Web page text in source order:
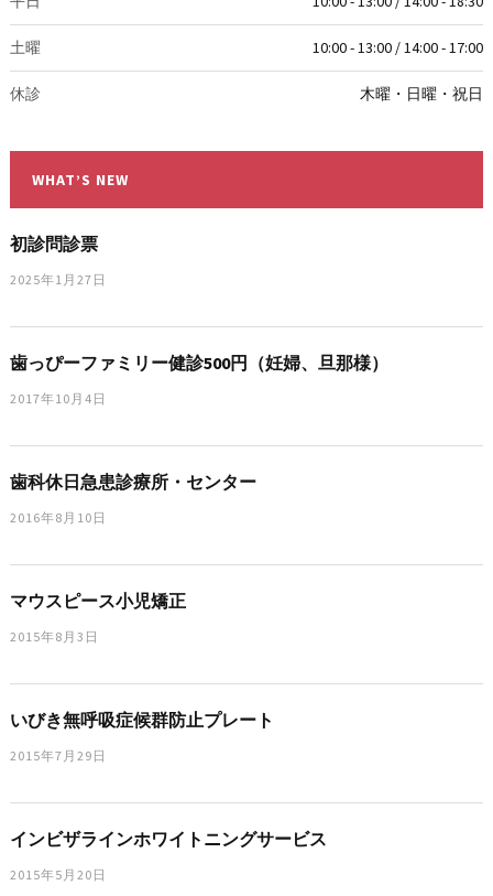
土曜 10:00 - 13:00 / 14:00 - 17:00
休診 木曜・日曜・祝日
WHAT’S NEW
初診問診票
2025年1月27日
歯っぴーファミリー健診500円（妊婦、旦那様）
2017年10月4日
歯科休日急患診療所・センター
2016年8月10日
マウスピース小児矯正
2015年8月3日
いびき無呼吸症候群防止プレート
2015年7月29日
インビザラインホワイトニングサービス
2015年5月20日